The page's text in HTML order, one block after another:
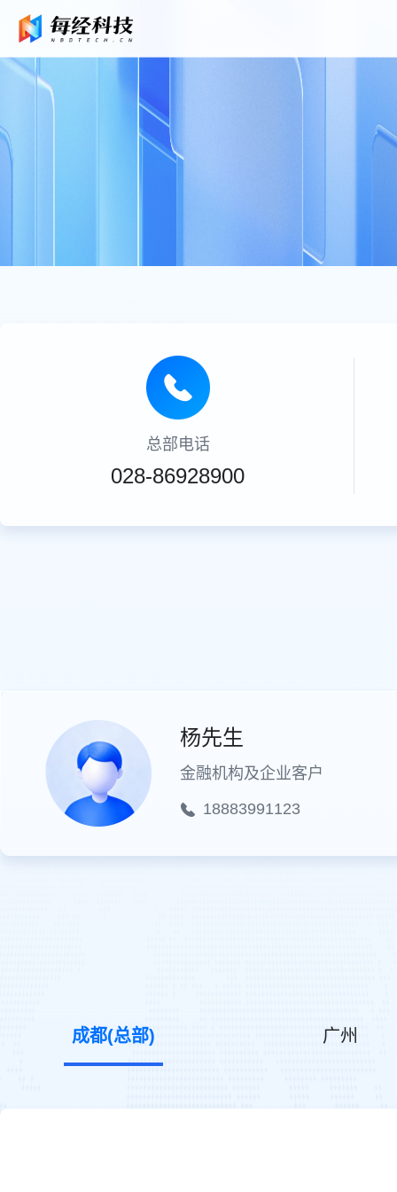
总部电话
028-86928900
杨先生
金融机构及企业客户
18883991123
成都(总部) 广州